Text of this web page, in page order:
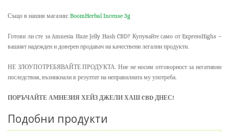
Също в нашия магазин: BoomHerbal Incense 3g
Готови ли сте за Amnesia Haze Jelly Hash CBD? Купувайте само от ExpressHighs –
вашият надежден и доверен продавач на качествени легални продукти.
НЕ ЗЛОУПОТРЕБЯВАЙТЕ ПРОДУКТА. Ние не носим отговорност за негативни
последствия, възникнали в резултат на неправилната му употреба.
ПОРЪЧАЙТЕ АМНЕЗИЯ ХЕЙЗ ДЖЕЛИ ХАШ CBD ДНЕС!
Подобни продукти